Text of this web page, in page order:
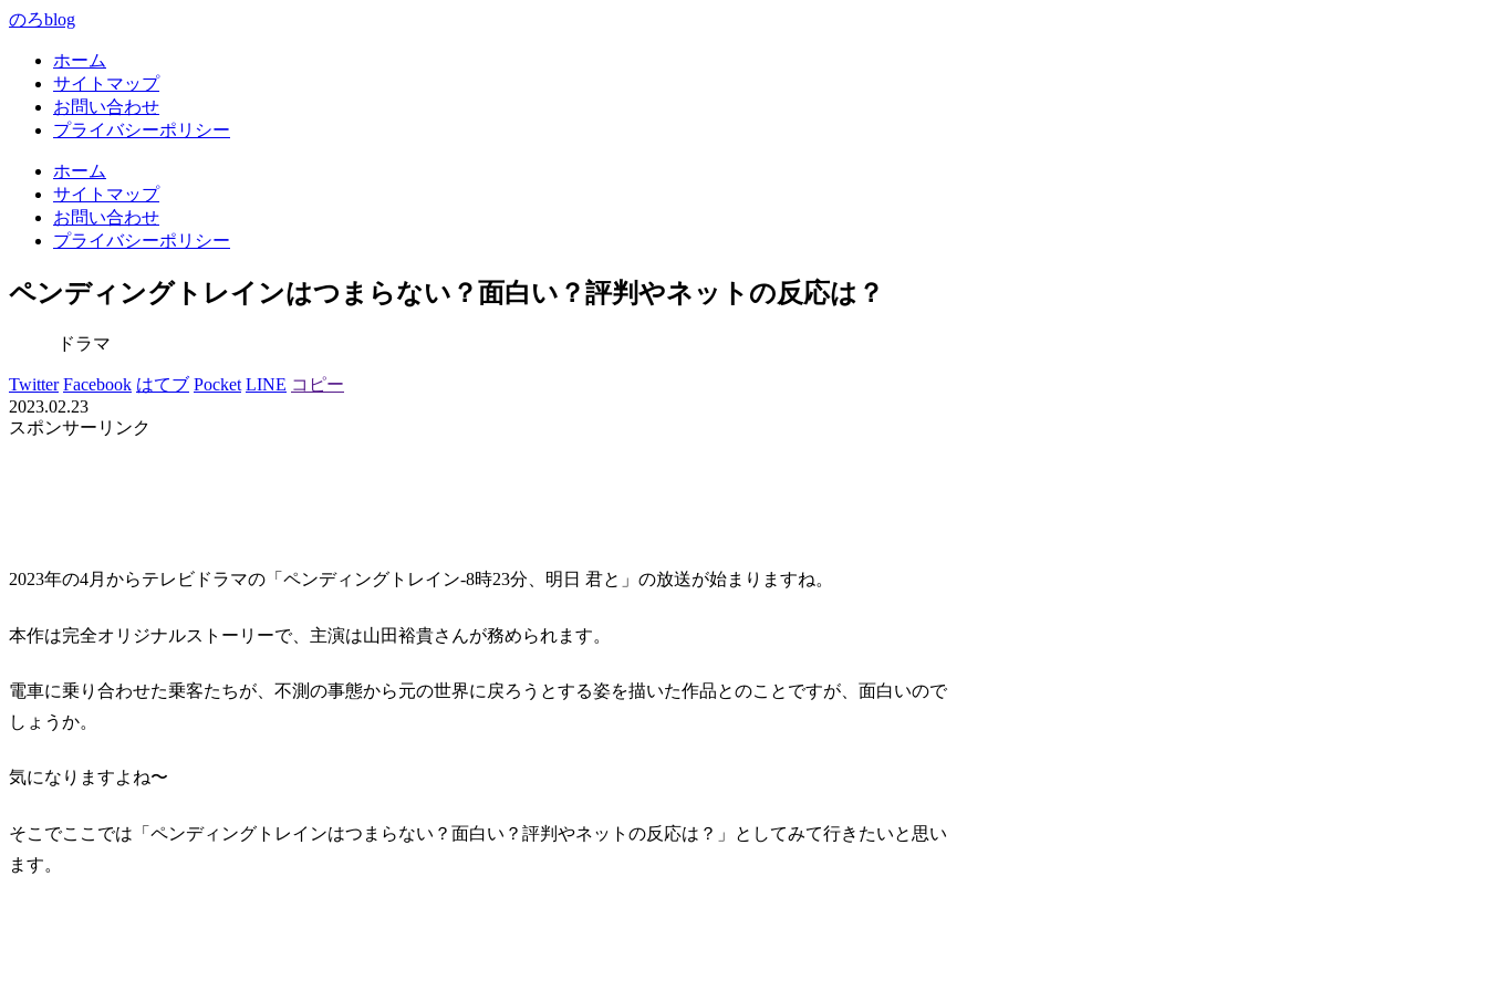
のろblog
ホーム
サイトマップ
お問い合わせ
プライバシーポリシー
ホーム
サイトマップ
お問い合わせ
プライバシーポリシー
ペンディングトレインはつまらない？面白い？評判やネットの反応は？
ドラマ
Twitter Facebook はてブ Pocket LINE コピー
2023.02.23
スポンサーリンク
2023年の4月からテレビドラマの「ペンディングトレイン-8時23分、明日 君と」の放送が始まりますね。
本作は完全オリジナルストーリーで、主演は山田裕貴さんが務められます。
電車に乗り合わせた乗客たちが、不測の事態から元の世界に戻ろうとする姿を描いた作品とのことですが、面白いので
しょうか。
気になりますよね〜
そこでここでは「ペンディングトレインはつまらない？面白い？評判やネットの反応は？」としてみて行きたいと思い
ます。